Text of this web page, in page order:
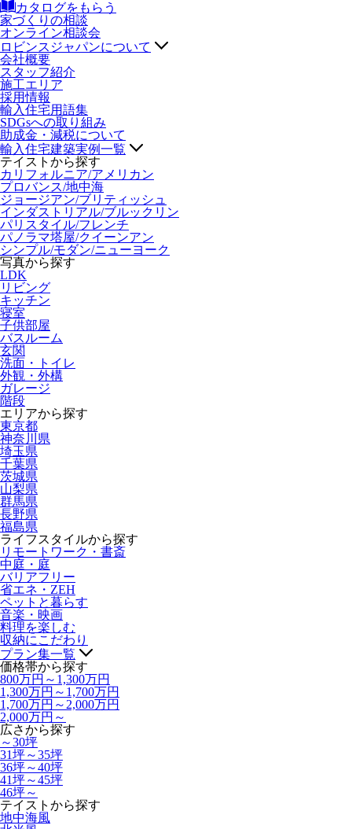
カタログをもらう
家づくりの相談
オンライン相談会
ロビンスジャパンについて
会社概要
スタッフ紹介
施工エリア
採用情報
輸入住宅用語集
SDGsへの取り組み
助成金・減税について
輸入住宅建築実例一覧
テイストから探す
カリフォルニア/アメリカン
プロバンス/地中海
ジョージアン/ブリティッシュ
インダストリアル/ブルックリン
パリスタイル/フレンチ
パノラマ塔屋/クイーンアン
シンプル/モダン/ニューヨーク
写真から探す
LDK
リビング
キッチン
寝室
子供部屋
バスルーム
玄関
洗面・トイレ
外観・外構
ガレージ
階段
エリアから探す
東京都
神奈川県
埼玉県
千葉県
茨城県
山梨県
群馬県
長野県
福島県
ライフスタイルから探す
リモートワーク・書斎
中庭・庭
バリアフリー
省エネ・ZEH
ペットと暮らす
音楽・映画
料理を楽しむ
収納にこだわり
プラン集一覧
価格帯から探す
800万円～1,300万円
1,300万円～1,700万円
1,700万円～2,000万円
2,000万円～
広さから探す
～30坪
31坪～35坪
36坪～40坪
41坪～45坪
46坪～
テイストから探す
地中海風